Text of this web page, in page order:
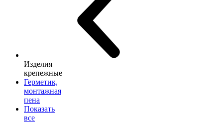
Изделия
крепежные
Герметик,
монтажная
пена
Показать
все